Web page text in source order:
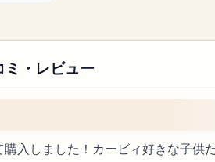
・レビュー
入しました！カービィ好きな子供